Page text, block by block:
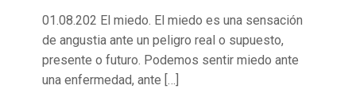
01.08.202 El miedo. El miedo es una sensación
de angustia ante un peligro real o supuesto,
presente o futuro. Podemos sentir miedo ante
una enfermedad, ante […]